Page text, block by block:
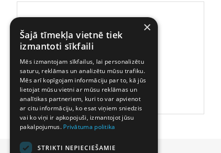
×
Šajā tīmekļa vietnē tiek
izmantoti sīkfaili
Mēs izmantojam sīkfailus, lai personalizētu
saturu, reklāmas un analizētu mūsu trafiku.
Mēs arī kopīgojam informāciju par to, kā jūs
lietojat mūsu vietni ar mūsu reklāmas un
analītikas partneriem, kuri to var apvienot
ar citu informāciju, ko esat viņiem sniedzis
vai ko viņi ir apkopojuši, izmantojot jūsu
pakalpojumus. Privātuma politika
STRIKTI NEPIECIEŠAMIE